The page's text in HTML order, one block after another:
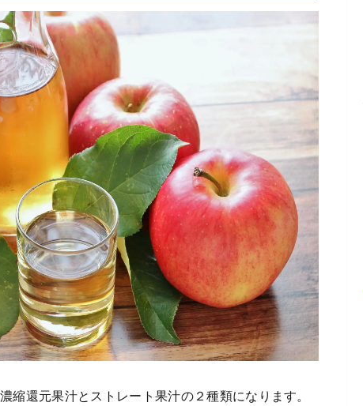
縮還元果汁とストレート果汁の２種類になります。